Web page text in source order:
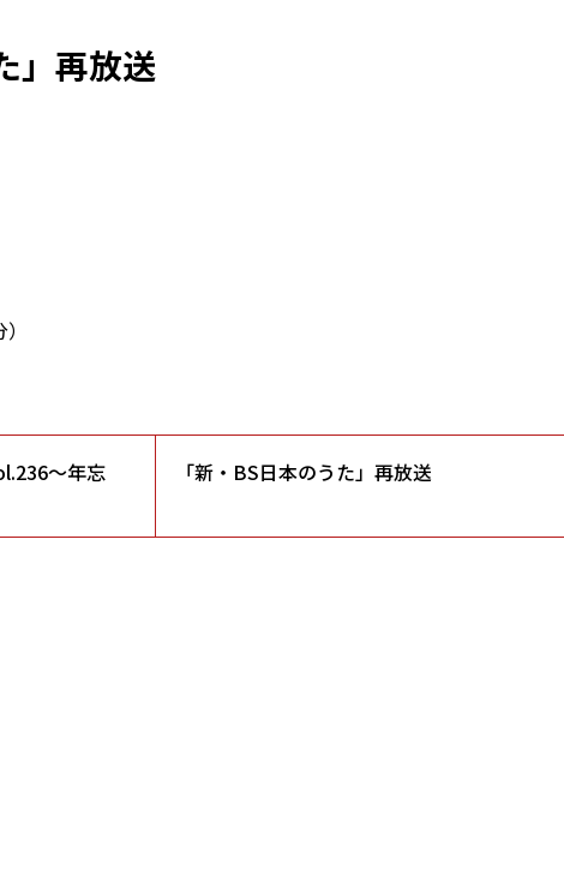
」再放送
～年忘
「新・BS日本のうた」再放送